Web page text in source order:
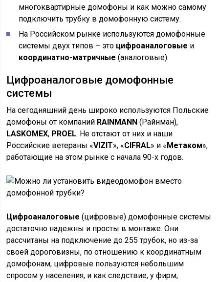
многоквартирные домофоны и как можно самому
подключить трубку в домофонную систему.
На Российском рынке используются домофонные
системы двух типов – это цифроаналоговые и
координатно-матричные (аналоговые).
Цифроаналоговые домофонные
системы
На сегодняшний день широко используются Польские
домофоны от компаний RAINMANN (Райнман),
LASKOMEX, PROEL. Не отстают от них и наши
Российские ветераны «VIZIT», «CIFRAL» и «Метаком»,
работающие на этом рынке с начала 90-х годов.
Цифроаналоговые (цифровые) домофонные системы
достаточно надежны и просты в монтаже. Они
рассчитаны на подключение до 255 трубок, но из-за
своей дороговизны, по отношению к координатным
домофонам, цифровые пользуются небольшим
спросом у населения, и как следствие, у фирм,